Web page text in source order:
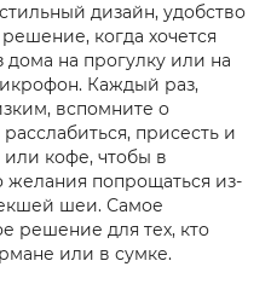
дизайн, удобство
когда хочется
на прогулку или на
Каждый раз,
вспомните о
присесть и
или кофе, чтобы в
попрощаться из-
шеи. Самое
решение для тех, кто
или в сумке.